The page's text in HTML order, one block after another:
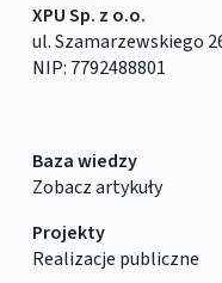
XPU Sp. z o.o.
ul. Szamarzewskiego
NIP: 7792488801
Baza wiedzy
Zobacz artykuły
Projekty
Realizacje publiczne